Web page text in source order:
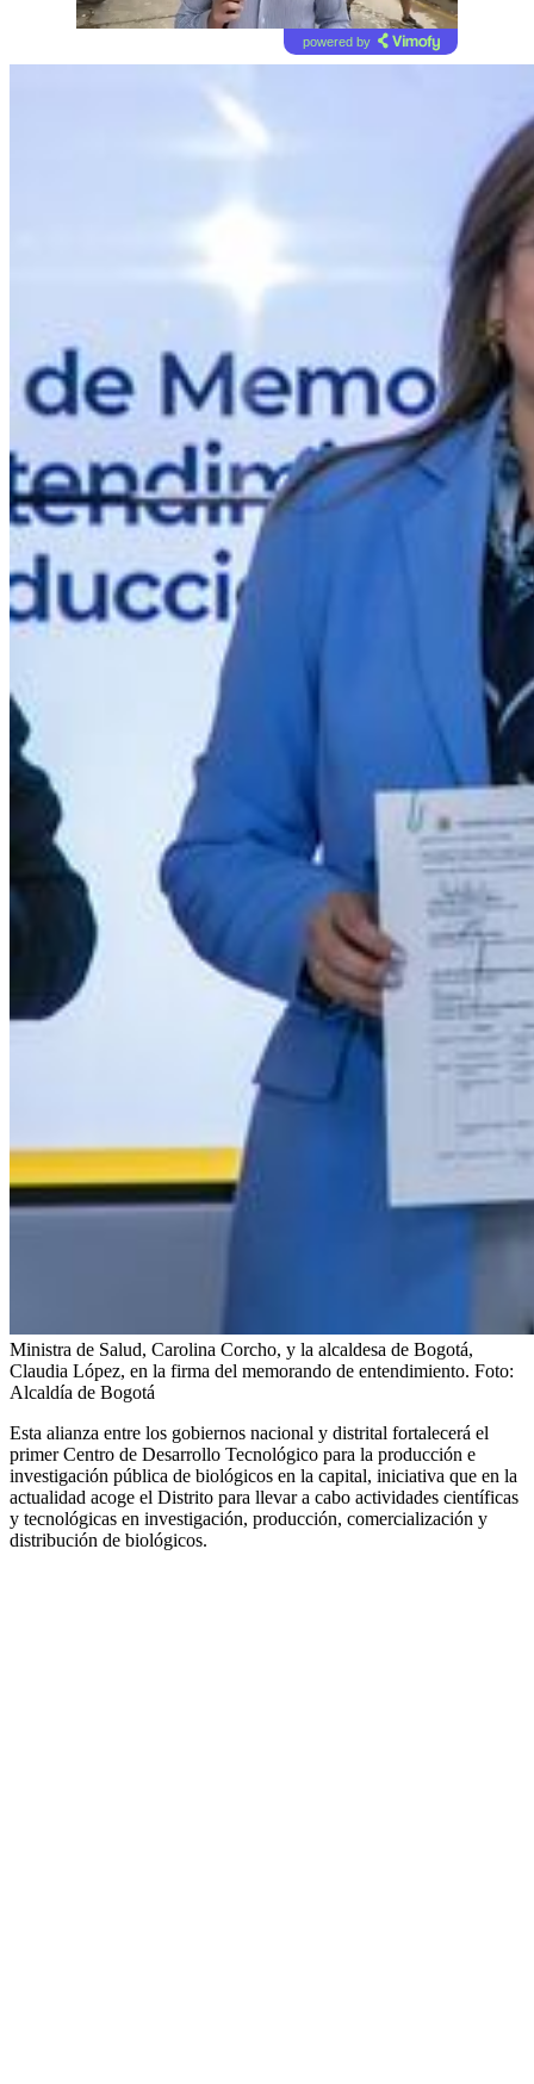
powered by
Ministra de Salud, Carolina Corcho, y la alcaldesa de Bogotá,
Claudia López, en la firma del memorando de entendimiento. Foto:
Alcaldía de Bogotá
Esta alianza entre los gobiernos nacional y distrital fortalecerá el
primer Centro de Desarrollo Tecnológico para la producción e
investigación pública de biológicos en la capital, iniciativa que en la
actualidad acoge el Distrito para llevar a cabo actividades científicas
y tecnológicas en investigación, producción, comercialización y
distribución de biológicos.